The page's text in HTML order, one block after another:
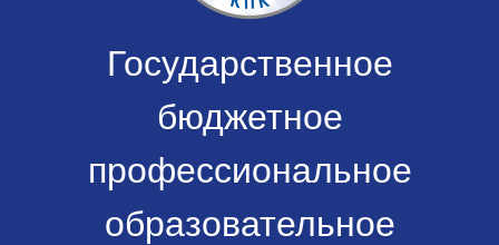
Государственное
бюджетное
профессиональное
образовательное